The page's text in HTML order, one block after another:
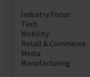
Industry Focus:
Tech
Mobility
Retail & Commerce
Media
Manufacturing